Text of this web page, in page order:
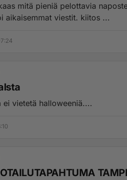
mitä pieniä pelottavia
aikaisemmat viestit. kiitos ...
ei vietetä halloweeniä....